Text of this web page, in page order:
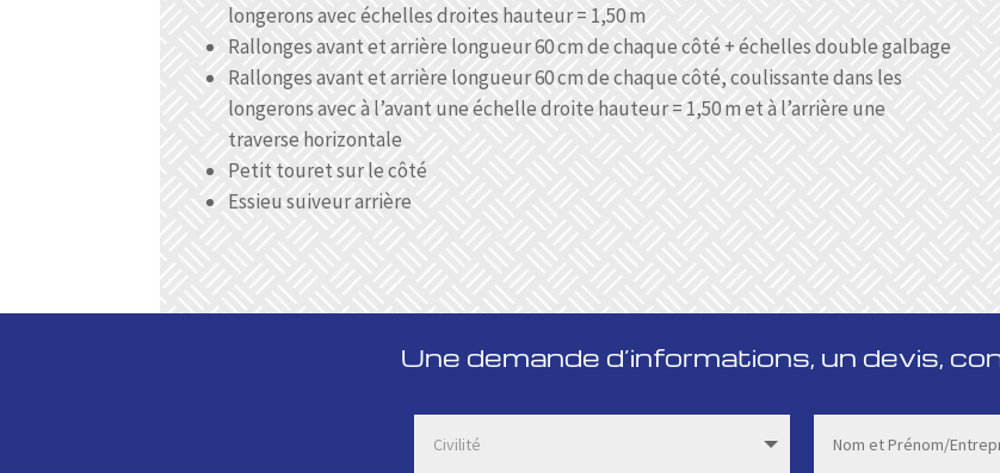
longerons avec échelles droites hauteur = 1,50 m
Rallonges avant et arrière longueur 60 cm de chaque côté + échelles double galbage
Rallonges avant et arrière longueur 60 cm de chaque côté, coulissante dans les
longerons avec à l’avant une échelle droite hauteur = 1,50 m et à l’arrière une
traverse horizontale
Petit touret sur le côté
Essieu suiveur arrière
Une demande d’informations, un devis,